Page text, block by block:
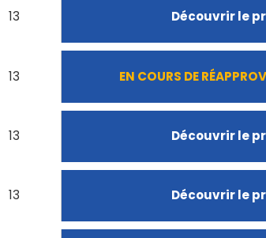
13 Découvrir le
13 EN COURS DE
13 Découvrir le
13 Découvrir le